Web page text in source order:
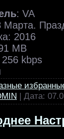
: VA
Марта.
2016
MB
256 kbps
| Дата: